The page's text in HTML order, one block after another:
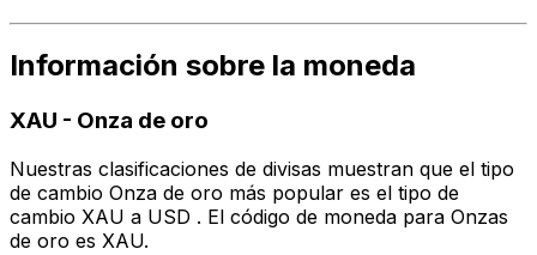
Información sobre la moneda
XAU - Onza de oro
Nuestras clasificaciones de divisas muestran que el tipo
de cambio Onza de oro más popular es el tipo de
cambio XAU a USD . El código de moneda para Onzas
de oro es XAU.